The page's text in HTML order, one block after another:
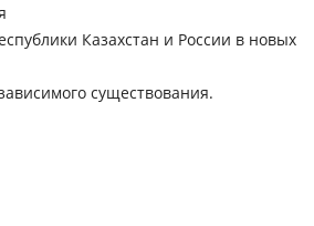
Казахстан и России в новых
существования.